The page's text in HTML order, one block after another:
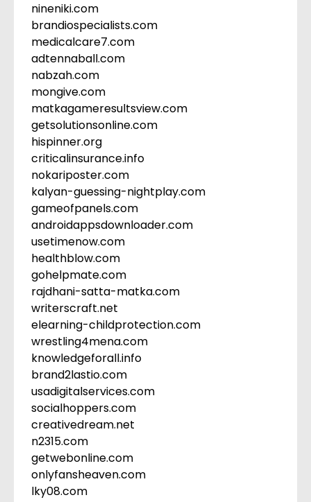
nineniki.com
brandiospecialists.com
medicalcare7.com
adtennaball.com
nabzah.com
mongive.com
matkagameresultsview.com
getsolutionsonline.com
hispinner.org
criticalinsurance.info
nokariposter.com
kalyan-guessing-nightplay.com
gameofpanels.com
androidappsdownloader.com
usetimenow.com
healthblow.com
gohelpmate.com
rajdhani-satta-matka.com
writerscraft.net
elearning-childprotection.com
wrestling4mena.com
knowledgeforall.info
brand2lastio.com
usadigitalservices.com
socialhoppers.com
creativedream.net
n2315.com
getwebonline.com
onlyfansheaven.com
lky08.com